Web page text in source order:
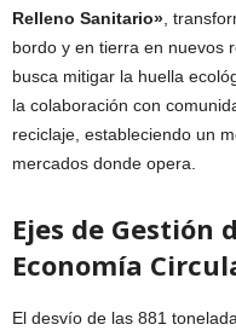
Relleno Sanitario» ,
bordo y en tierra en nuevos
busca mitigar la huella
la colaboración con
reciclaje, estableciendo un
mercados donde opera.
Ejes de Gestión
Economía
El desvío de las 881